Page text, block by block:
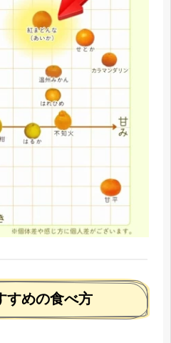
すめの食べ方